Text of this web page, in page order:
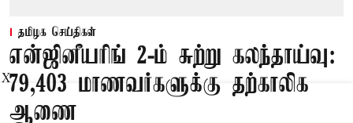
தமிழக செய்திகள்
என்ஜினீயரிங் 2-ம் சுற்று கலந்தாய்வு:
79,403 மாணவர்களுக்கு தற்காலிக
ஆணை
X